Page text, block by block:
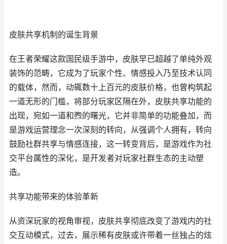
皮肤共享机制的诞生背景
在王者荣耀这款国民级手游中，皮肤早已超越了单纯外观
装饰的范畴，它成为了玩家个性、情感投入乃至技术认同
的载体，然而，动辄数十上百元的皮肤价格，也曾构筑起
一道无形的门槛，将部分玩家区隔在外，皮肤共享功能的
出现，宛如一道和煦的曙光，它并非简单的功能叠加，而
是游戏运营理念一次深刻的转向，从强调个人拥有，转向
鼓励社群共享与情感连接，这一转变背后，是游戏作为社
交平台属性的深化，是开发者对玩家社群生态的主动塑
造。
共享功能带来的体验革新
从资深玩家的视角审视，皮肤共享彻底改变了游戏内的社
交互动模式，过去，展示稀有皮肤或许带着一丝独占的炫